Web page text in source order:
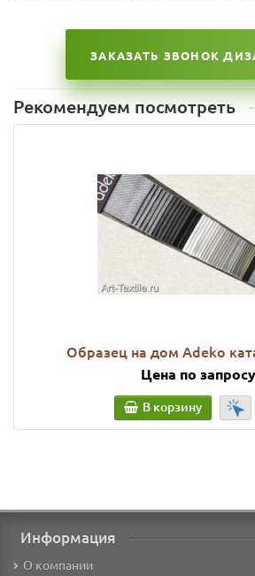
ЗАКАЗАТЬ ЗВОНОК
Рекомендуем посмотреть
Образец на дом Adeko
Цена по запросу
В корзину
Информация
О компании